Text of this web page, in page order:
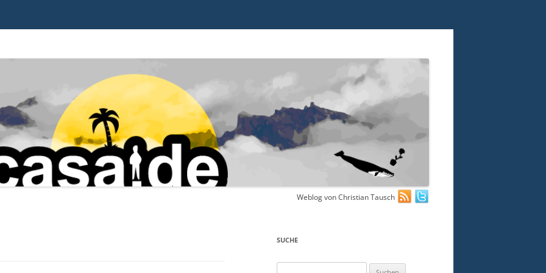
Weblog von Christian Tausch
SUCHE